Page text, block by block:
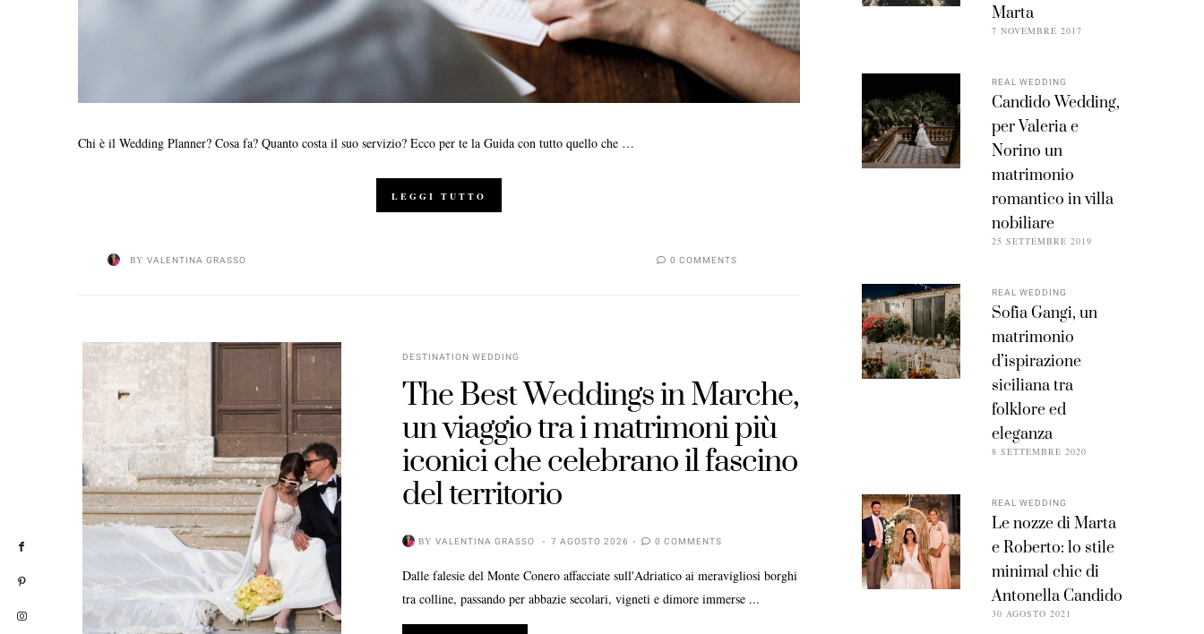
Chi è il Wedding Planner? Cosa fa? Quanto costa il suo servizio? Ecco per te la Guida con tutto quello che …
LEGGI TUTTO
BYVALENTINA GRASSO 0 COMMENTS
DESTINATION WEDDING
The Best Weddings in Marche,
un viaggio tra i matrimoni più
iconici che celebrano il fascino
del territorio
BYVALENTINA GRASSO 7 AGOSTO 2026 0 COMMENTS
Dalle falesie del Monte Conero affacciate sull'Adriatico ai meravigliosi borghi
tra colline, passando per abbazie secolari, vigneti e dimore immerse ...
Marta
7 NOVEMBRE 2017
REAL WEDDING
Candido Wedding,
per Valeria e
Norino un
matrimonio
romantico in villa
nobiliare
25 SETTEMBRE 2019
REAL WEDDING
Sofia Gangi, un
matrimonio
d’ispirazione
siciliana tra
folklore ed
eleganza
8 SETTEMBRE 2020
REAL WEDDING
Le nozze di Marta
e Roberto: lo stile
minimal chic di
Antonella Candido
30 AGOSTO 2021